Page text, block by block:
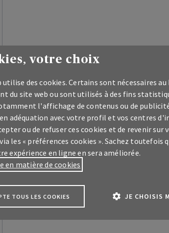
Différence entre assurance
hospitalisation et accidents
vie privée
3 min lecture
votre choix
des cookies. Certains sont nécessaires au
du site web ou sont utilisés à des fins
l'affichage de contenus ou de
adéquation avec votre profil et vos centres
ou de refuser ces cookies et de revenir sur
les « préférences cookies ». Sachez toutefois
expérience en ligne en sera améliorée.
en matière de cookies
TOUS LES COOKIES JE CHOISIS